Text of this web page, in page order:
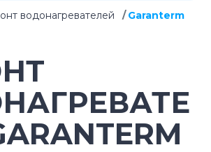
водонагревателей Garanterm